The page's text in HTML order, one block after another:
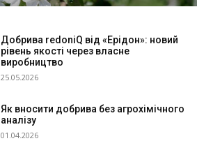
Добрива redoniQ від «Ерідон»: новий
рівень якості через власне
виробництво
25.05.2026
Як вносити добрива без агрохімічного
аналізу
01.04.2026